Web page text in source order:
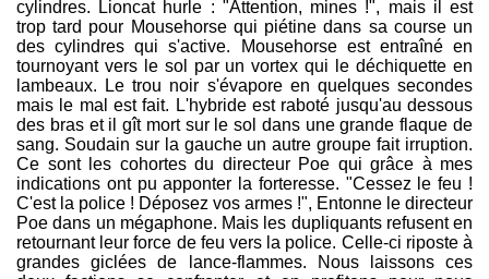
cylindres. Lioncat hurle : "Attention, mines !", mais il est
trop tard pour Mousehorse qui piétine dans sa course un
des cylindres qui s'active. Mousehorse est entraîné en
tournoyant vers le sol par un vortex qui le déchiquette en
lambeaux. Le trou noir s'évapore en quelques secondes
mais le mal est fait. L'hybride est raboté jusqu'au dessous
des bras et il gît mort sur le sol dans une grande flaque de
sang. Soudain sur la gauche un autre groupe fait irruption.
Ce sont les cohortes du directeur Poe qui grâce à mes
indications ont pu apponter la forteresse. "Cessez le feu !
C'est la police ! Déposez vos armes !", Entonne le directeur
Poe dans un mégaphone. Mais les dupliquants refusent en
retournant leur force de feu vers la police. Celle-ci riposte à
grandes giclées de lance-flammes. Nous laissons ces